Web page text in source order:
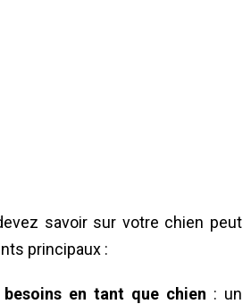
savoir sur votre chien peut
principaux :
besoins en tant que chien : un